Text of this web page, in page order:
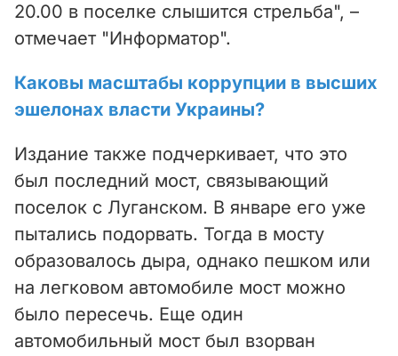
20.00 в поселке слышится стрельба", –
отмечает "Информатор".
Каковы масштабы коррупции в высших
эшелонах власти Украины?
Издание также подчеркивает, что это
был последний мост, связывающий
поселок с Луганском. В январе его уже
пытались подорвать. Тогда в мосту
образовалось дыра, однако пешком или
на легковом автомобиле мост можно
было пересечь. Еще один
автомобильный мост был взорван